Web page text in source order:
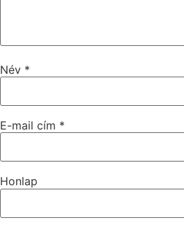
Név *
E-mail cím *
Honlap